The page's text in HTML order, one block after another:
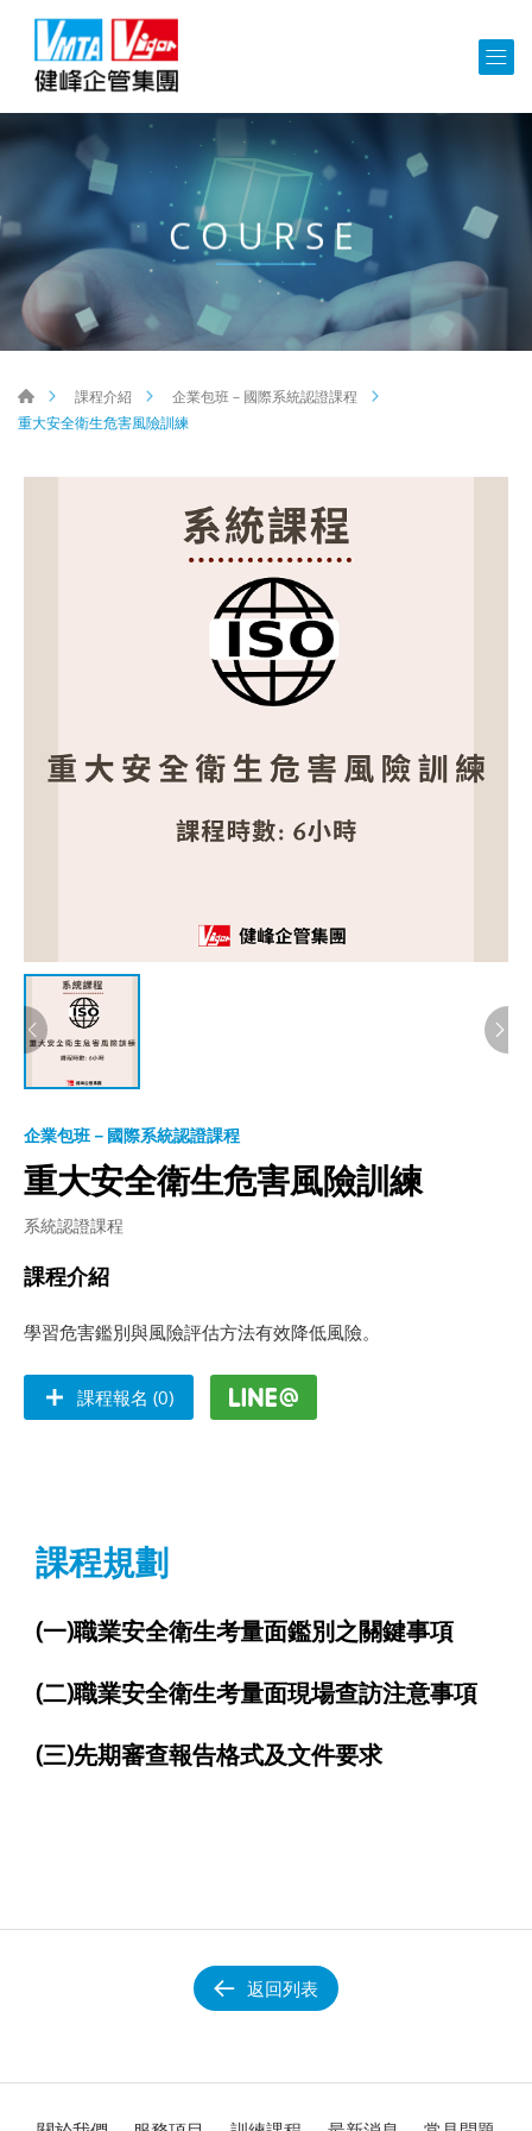
COURSE
課程介紹
企業包班－國際系統認證課程
重大安全衛生危害風險訓練
企業包班－國際系統認證課程
重大安全衛生危害風險訓練
系統認證課程
課程介紹
學習危害鑑別與風險評估方法有效降低風險。
課程報名 (0)
課程規劃
(一)職業安全衛生考量面鑑別之關鍵事項
(二)職業安全衛生考量面現場查訪注意事項
(三)先期審查報告格式及文件要求
返回列表